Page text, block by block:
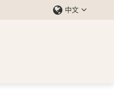
中文